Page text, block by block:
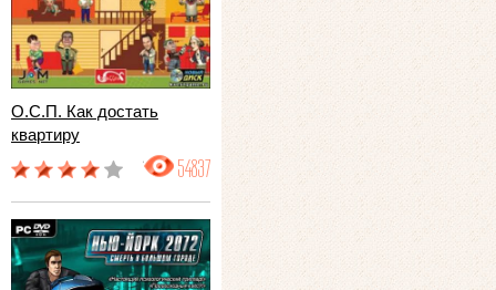
О.С.П. Как достать
квартиру
54837